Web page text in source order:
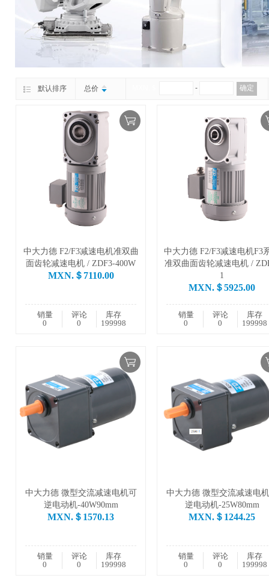
默认排序 总价 - 确定
中大力德 F2/F3减速电机准双曲
面齿轮减速电机 / ZDF3-400W
MXN.＄7110.00
销量
0
评论
0
库存
199998
中大力德 F2/F3减速电机F3
准双曲面齿轮减速电机 /
1
MXN.＄5925.00
销量
0
评论
0
库存
199998
中大力德 微型交流减速电机可
逆电动机-40W90mm
MXN.＄1570.13
销量
0
评论
0
库存
199998
中大力德 微型交流减速电
逆电动机-25W80mm
MXN.＄1244.25
销量
0
评论
0
库存
199998